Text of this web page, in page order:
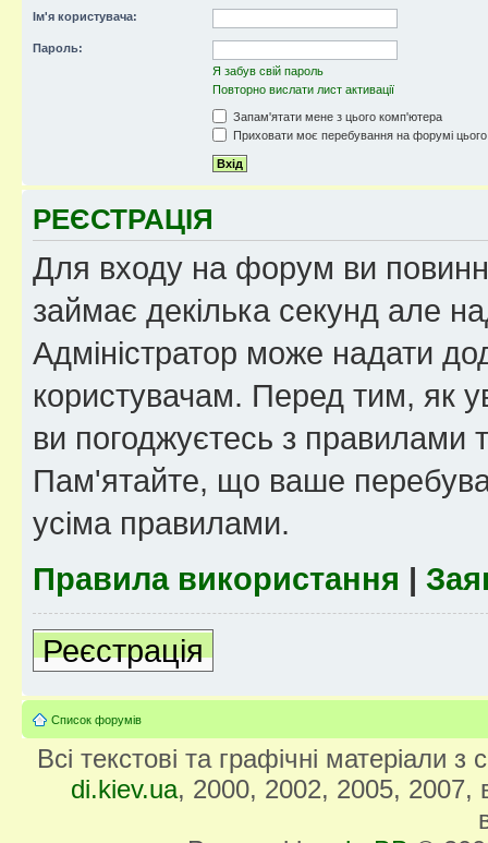
Ім'я користувача:
Пароль:
Я забув свій пароль
Повторно вислати лист активації
Запам'ятати мене з цього комп'ютера
Приховати моє перебування на форумі
РЕЄСТРАЦІЯ
Для входу на форум ви
займає декілька секунд але
Адміністратор може надати
користувачам. Перед тим, як
ви погоджуєтесь з правилами
Пам'ятайте, що ваше
усіма правилами.
Правила використання |
Реєстрація
Список форумів
Всі текстові та графічні матеріали
di.kiev.ua, 2000, 2002, 2005, 2007,